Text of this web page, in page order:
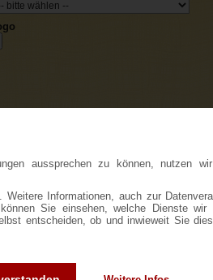
aussprechen zu können, nutzen
Informationen, auch zur
Sie einsehen, welche Dienste wir
entscheiden, ob und inwieweit Sie
ABSENDEN